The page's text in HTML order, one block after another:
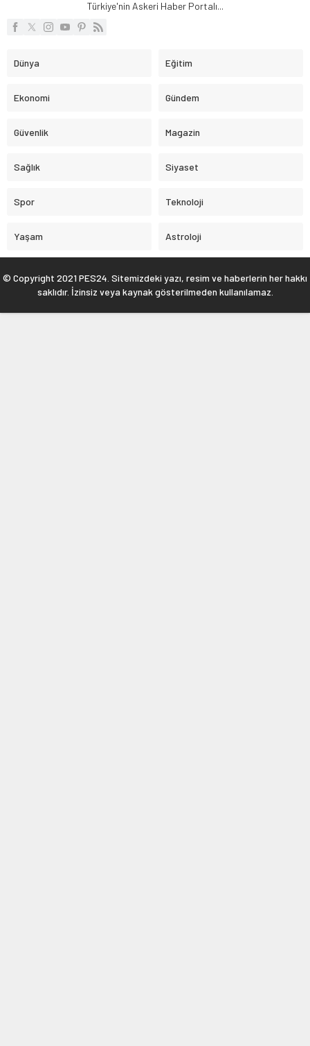
Türkiye'nin Askeri Haber Portalı...
Dünya Eğitim
Ekonomi Gündem
Güvenlik Magazin
Sağlık Siyaset
Spor Teknoloji
Yaşam Astroloji
© Copyright 2021 PES24. Sitemizdeki yazı, resim ve haberlerin her hakkı
saklıdır. İzinsiz veya kaynak gösterilmeden kullanılamaz.